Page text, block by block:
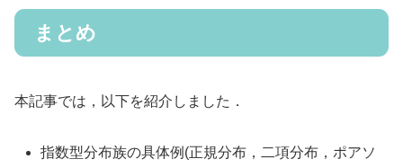
まとめ
本記事では，以下を紹介しました．
指数型分布族の具体例(正規分布，二項分布，ポアソ